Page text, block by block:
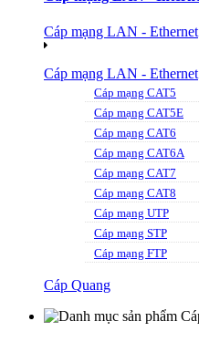
Cáp mạng LAN - Ethernet
Cáp mạng LAN - Ethernet
Cáp mạng CAT5
Cáp mạng CAT5E
Cáp mạng CAT6
Cáp mạng CAT6A
Cáp mạng CAT7
Cáp mạng CAT8
Cáp mạng UTP
Cáp mạng STP
Cáp mạng FTP
Cáp Quang